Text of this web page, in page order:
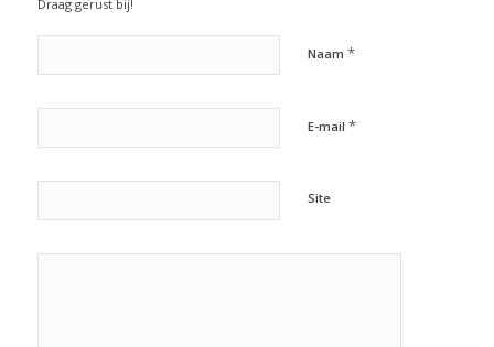
Draag gerust bij!
Naam *
E-mail *
Site